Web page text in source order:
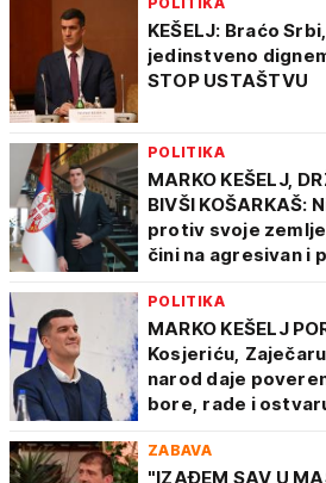
KEŠELJ: Braćo
jedinstveno
STOP USTAŠTVU
POLITIKA
MARKO KEŠELJ,
BIVŠI
protiv svoje
čini na agresivan i
POLITIKA
MARKO KEŠELJ
Kosjeriću,
narod daje
bore, rade i
ZABAVA
"IZAĐEM SAV U